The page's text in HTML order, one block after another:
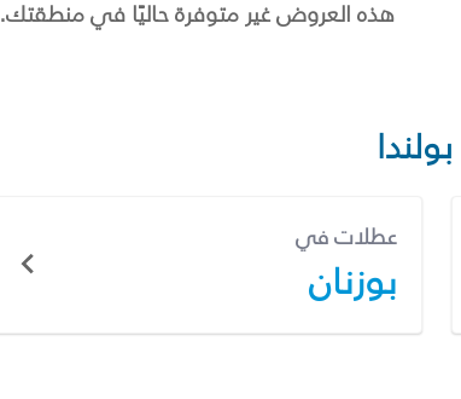
هذه العروض غير متوفرة حاليًا في منطقتك.
بولندا
عطلات في
بوزنان